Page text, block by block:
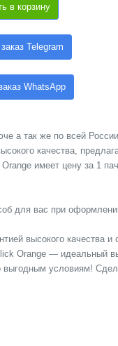
в корзину
Telegram
WhatsApp
а так же по всей
качества,
имеет цену за 1
для вас при
высокого качества и
Orange — идеальный
условиям!